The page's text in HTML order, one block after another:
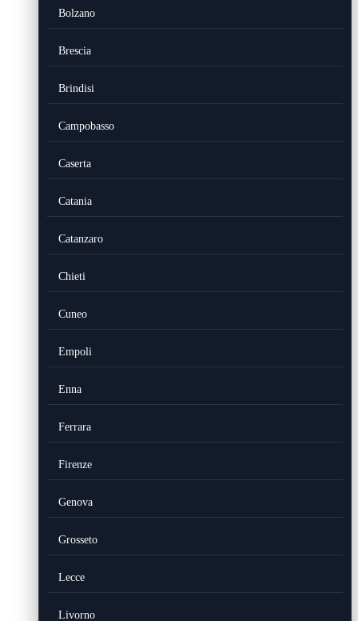
Bolzano
Brescia
Brindisi
Campobasso
Caserta
Catania
Catanzaro
Chieti
Cuneo
Empoli
Enna
Ferrara
Firenze
Genova
Grosseto
Lecce
Livorno